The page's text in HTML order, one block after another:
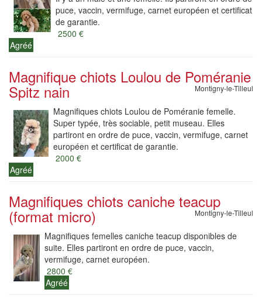
puce, vaccin, vermifuge, carnet européen et certificat
de garantie.
2500 €
Agréé
Magnifique chiots Loulou de Poméranie
Spitz nain Montigny-le-Tilleul
Magnifiques chiots Loulou de Poméranie femelle.
Super typée, très sociable, petit museau. Elles
partiront en ordre de puce, vaccin, vermifuge, carnet
européen et certificat de garantie.
2000 €
Agréé
Magnifiques chiots caniche teacup
(format micro) Montigny-le-Tilleul
Magnifiques femelles caniche teacup disponibles de
suite. Elles partiront en ordre de puce, vaccin,
vermifuge, carnet européen.
2800 €
Agréé